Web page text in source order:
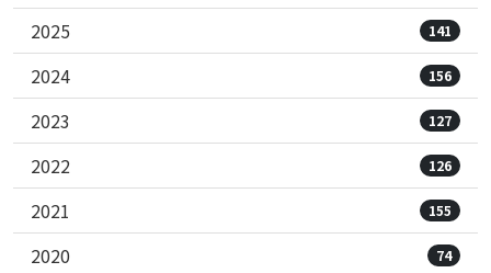
2025 141
2024 156
2023 127
2022 126
2021 155
2020 74